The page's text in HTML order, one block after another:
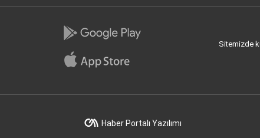
Sitemizde
Haber Portalı Yazılımı